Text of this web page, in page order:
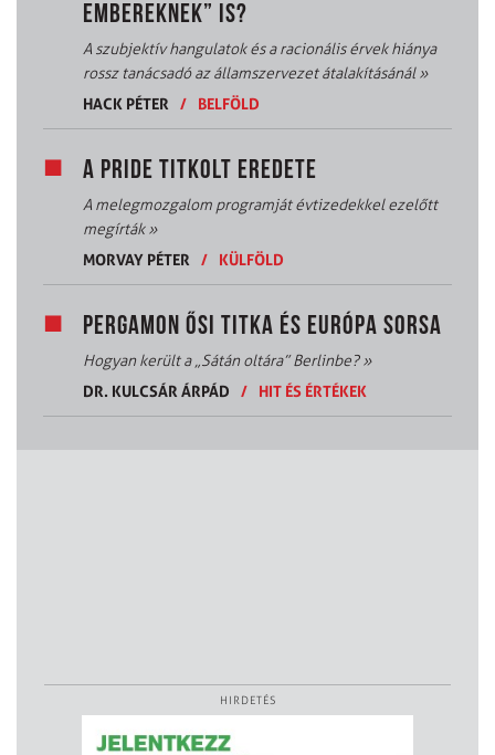
EMBEREKNEK” IS?
A szubjektív hangulatok és a racionális érvek hiánya
rossz tanácsadó az államszervezet átalakításánál»
HACK PÉTER
/ BELFÖLD
A PRIDE TITKOLT EREDETE
A melegmozgalom programját évtizedekkel ezelőtt
megírták»
MORVAY PÉTER
/ KÜLFÖLD
PERGAMON ŐSI TITKA ÉS EURÓPA SORSA
Hogyan került a „Sátán oltára” Berlinbe?»
DR. KULCSÁR ÁRPÁD
/ HIT ÉS ÉRTÉKEK
HIRDETÉS